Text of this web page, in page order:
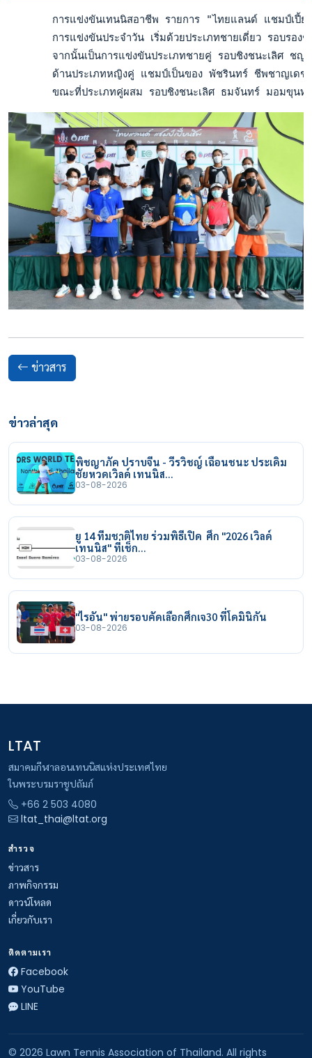
การแข่งขันเทนนิสอาชีพ รายการ "ไทยแลนด์ แชมป์เปี้
การแข่งขันประจำวัน เริ่มด้วยประเภทชายเดี่ยว รอบร
จากนั้นเป็นการแข่งขันประเภทชายคู่ รอบชิงชนะเลิศ ช
ด้านประเภทหญิงคู่ แชมป์เป็นของ พัชรินทร์ ชีพชาญเดช
ขณะที่ประเภทคู่ผสม รอบชิงชนะเลิศ ธมจันทร์ มอมขุนท
ข่าวสาร
ข่าวล่าสุด
พิชญาภัค ปราบจีน - วีรวิชญ์ เฉือนชนะ ประเดิม
ชัยหวดเวิลด์ เทนนิส…
03-08-2026
ยู 14 ทีมชาติไทย ร่วมพิธีเปิด ศึก "2026 เวิลด์
เทนนิส" ที่เช็ก…
03-08-2026
"ไรอัน" พ่ายรอบคัดเลือกศึกเจ30 ที่โดมินิกัน
03-08-2026
LTAT
สมาคมกีฬาลอนเทนนิสแห่งประเทศไทย
ในพระบรมราชูปถัมภ์
+66 2 503 4080
ltat_thai@ltat.org
สำรวจ
ข่าวสาร
ภาพกิจกรรม
ดาวน์โหลด
เกี่ยวกับเรา
ติดตามเรา
Facebook
YouTube
LINE
© 2026 Lawn Tennis Association of Thailand. All rights